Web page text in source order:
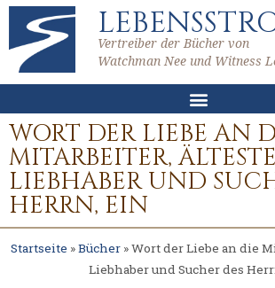
Vertreiber der Bücher von
Watchman Nee und Witness
WORT DER LIEBE AN
MITARBEITER,
LIEBHABER UND
HERRN, EIN
Startseite »Bücher»Wort der Liebe an die
Liebhaber und Sucher des